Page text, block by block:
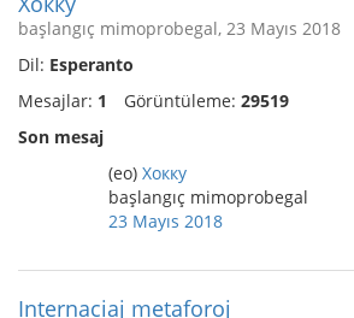
başlangıç mimoprobegal, 23 Mayıs 2018
Dil: Esperanto
Mesajlar: 1 Görüntüleme: 29519
Son mesaj
(eo) Хокку
başlangıç mimoprobegal
23 Mayıs 2018
Internaciaj metaforoj